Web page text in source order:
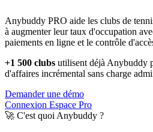
Anybuddy PRO aide les clubs de
à augmenter leur taux d'occupation
paiements en ligne et le contrôle
+1 500 clubs utilisent déjà Anybuddy
d'affaires incrémental sans charge
Demander une démo
Connexion Espace Pro
🚀 C'est quoi Anybuddy ?